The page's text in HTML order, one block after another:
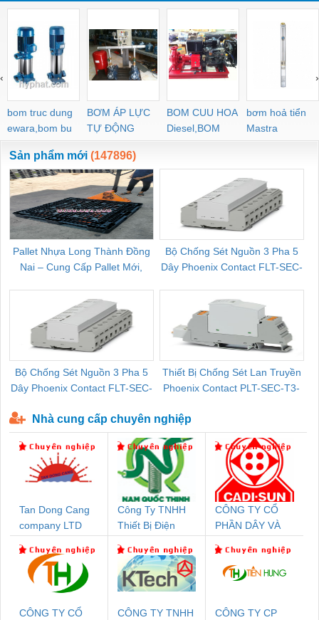
bom truc dung
ewara,bom bu
ewara
BƠM ÁP LỰC
TỰ ĐỘNG
BOM CUU HOA
Diesel,BOM
CHUA CHAY
bơm hoả tiển
Mastra
‹ ›
Sản phẩm mới (147896)
Pallet Nhựa Long Thành Đồng
Nai – Cung Cấp Pallet Mới,
Bộ Chống Sét Nguồn 3 Pha 5
Dây Phoenix Contact FLT-SEC-
Bộ Chống Sét Nguồn 3 Pha 5
Dây Phoenix Contact FLT-SEC-
Thiết Bị Chống Sét Lan Truyền
Phoenix Contact PLT-SEC-T3-
Nhà cung cấp chuyên nghiệp
Tan Dong Cang
company LTD
Công Ty TNHH
Thiết Bị Điện
CÔNG TY CỔ
PHẦN DÂY VÀ
THƯỢNG ĐÌNH
CÔNG TY CỔ
CÔNG TY TNHH
CÔNG TY CP